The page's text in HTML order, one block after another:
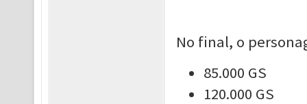
No final, o
85.000 GS
120.000 GS